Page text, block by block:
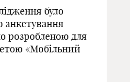
було
анкетування
розробленою для
«Мобільний